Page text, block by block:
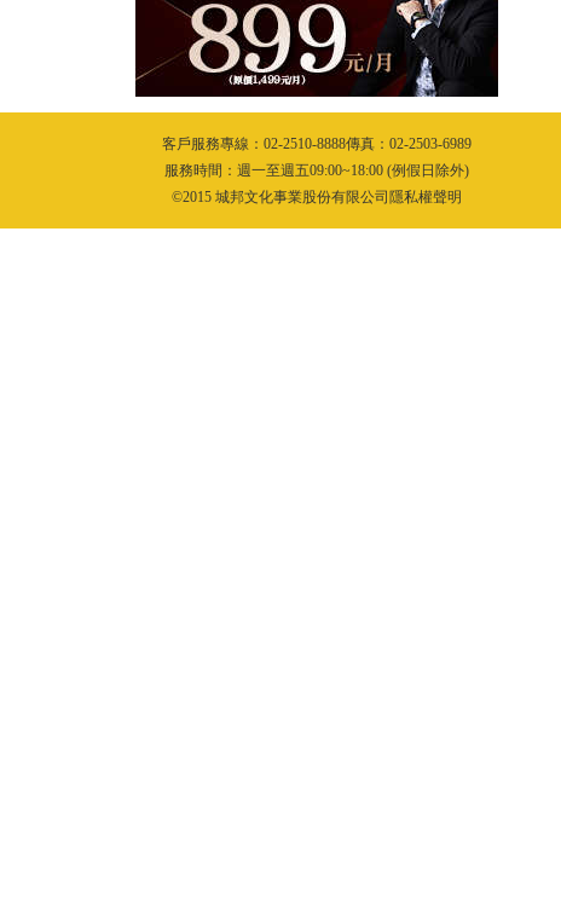
客戶服務專線：02-2510-8888傳真：02-2503-6989
服務時間：週一至週五09:00~18:00 (例假日除外)
©2015 城邦文化事業股份有限公司隱私權聲明